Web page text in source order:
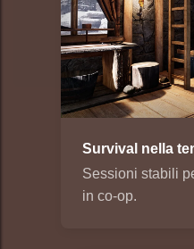
Survival nella
Sessioni stabili
in co-op.